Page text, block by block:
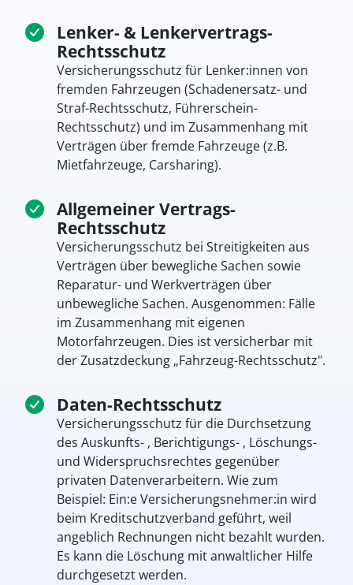
Lenker- & Lenkervertrags-
Rechtsschutz
Versicherungsschutz für Lenker:innen von
fremden Fahrzeugen (Schadenersatz- und
Straf-Rechtsschutz, Führerschein-
Rechtsschutz) und im Zusammenhang mit
Verträgen über fremde Fahrzeuge (z.B.
Mietfahrzeuge, Carsharing).
Allgemeiner Vertrags-
Rechtsschutz
Versicherungsschutz bei Streitigkeiten aus
Verträgen über bewegliche Sachen sowie
Reparatur- und Werkverträgen über
unbewegliche Sachen. Ausgenommen: Fälle
im Zusammenhang mit eigenen
Motorfahrzeugen. Dies ist versicherbar mit
der Zusatzdeckung „Fahrzeug-Rechtsschutz".
Daten-Rechtsschutz
Versicherungsschutz für die Durchsetzung
des Auskunfts- , Berichtigungs- , Löschungs-
und Widerspruchsrechtes gegenüber
privaten Datenverarbeitern. Wie zum
Beispiel: Ein:e Versicherungsnehmer:in wird
beim Kreditschutzverband geführt, weil
angeblich Rechnungen nicht bezahlt wurden.
Es kann die Löschung mit anwaltlicher Hilfe
durchgesetzt werden.